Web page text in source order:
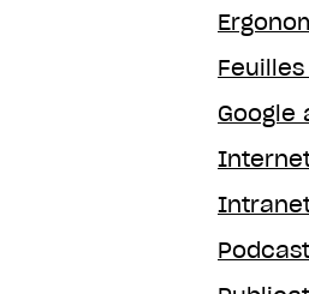
Google
Podcast